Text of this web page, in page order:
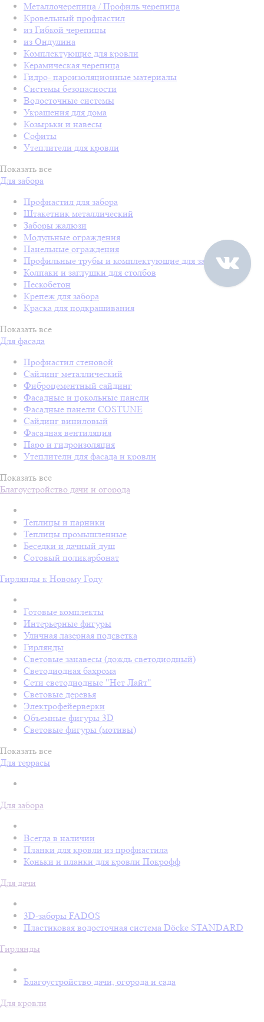
Металлочерепица / Профиль черепица
Кровельный профнастил
из Гибкой черепицы
из Ондулина
Комплектующие для кровли
Керамическая черепица
Гидро- пароизоляционные материалы
Системы безопасности
Водосточные системы
Украшения для дома
Козырьки и навесы
Софиты
Утеплители для кровли
Показать все
Для забора
Профнастил для забора
Штакетник металлический
Заборы жалюзи
Модульные ограждения
Панельные ограждения
Профильные трубы и комплектующие для забора
Колпаки и заглушки для столбов
Пескобетон
Крепеж для забора
Краска для подкрашивания
Показать все
Для фасада
Профнастил стеновой
Сайдинг металлический
Фиброцементный сайдинг
Фасадные и цокольные панели
Фасадные панели COSTUNE
Сайдинг виниловый
Фасадная вентиляция
Паро и гидроизоляция
Утеплители для фасада и кровли
Показать все
Благоустройство дачи и огорода
Теплицы и парники
Теплицы промышленные
Беседки и дачный душ
Сотовый поликарбонат
Гирлянды к Новому Году
Готовые комплекты
Интерьерные фигуры
Уличная лазерная подсветка
Гирлянды
Световые занавесы (дождь светодиодный)
Светодиодная бахрома
Сети светодиодные "Нет Лайт"
Световые деревья
Электрофейерверки
Объемные фигуры 3D
Световые фигуры (мотивы)
Показать все
Для террасы
Для забора
Всегда в наличии
Планки для кровли из профнастила
Коньки и планки для кровли Покрофф
Для дачи
3D-заборы FADOS
Пластиковая водосточная система Döcke STANDARD
Гирлянды
Благоустройство дачи, огорода и сада
Для кровли